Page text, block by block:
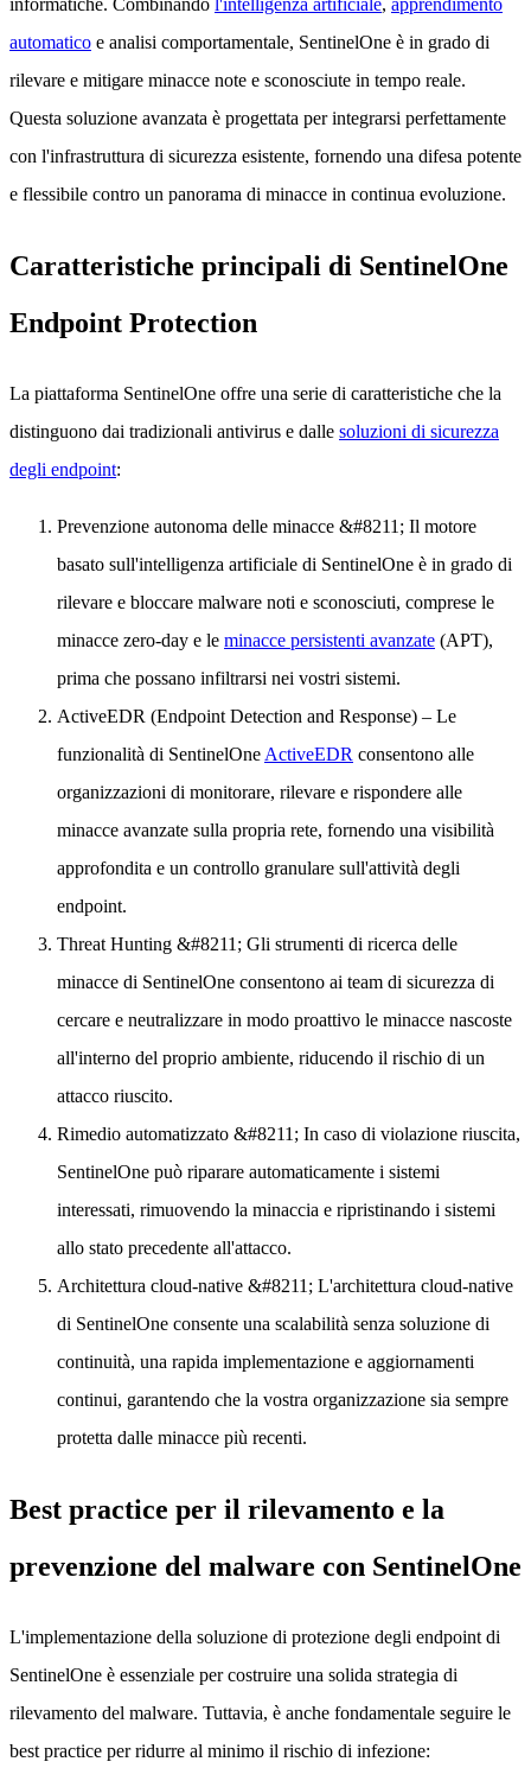
informatiche. Combinando l'intelligenza artificiale, apprendimento
automatico e analisi comportamentale, SentinelOne è in grado di
rilevare e mitigare minacce note e sconosciute in tempo reale.
Questa soluzione avanzata è progettata per integrarsi perfettamente
con l'infrastruttura di sicurezza esistente, fornendo una difesa potente
e flessibile contro un panorama di minacce in continua evoluzione.
Caratteristiche principali di SentinelOne
Endpoint Protection
La piattaforma SentinelOne offre una serie di caratteristiche che la
distinguono dai tradizionali antivirus e dalle soluzioni di sicurezza
degli endpoint:
Prevenzione autonoma delle minacce &#8211; Il motore
basato sull'intelligenza artificiale di SentinelOne è in grado di
rilevare e bloccare malware noti e sconosciuti, comprese le
minacce zero-day e le minacce persistenti avanzate (APT),
prima che possano infiltrarsi nei vostri sistemi.
ActiveEDR (Endpoint Detection and Response) – Le
funzionalità di SentinelOne ActiveEDR consentono alle
organizzazioni di monitorare, rilevare e rispondere alle
minacce avanzate sulla propria rete, fornendo una visibilità
approfondita e un controllo granulare sull'attività degli
endpoint.
Threat Hunting &#8211; Gli strumenti di ricerca delle
minacce di SentinelOne consentono ai team di sicurezza di
cercare e neutralizzare in modo proattivo le minacce nascoste
all'interno del proprio ambiente, riducendo il rischio di un
attacco riuscito.
Rimedio automatizzato &#8211; In caso di violazione riuscita,
SentinelOne può riparare automaticamente i sistemi
interessati, rimuovendo la minaccia e ripristinando i sistemi
allo stato precedente all'attacco.
Architettura cloud-native &#8211; L'architettura cloud-native
di SentinelOne consente una scalabilità senza soluzione di
continuità, una rapida implementazione e aggiornamenti
continui, garantendo che la vostra organizzazione sia sempre
protetta dalle minacce più recenti.
Best practice per il rilevamento e la
prevenzione del malware con SentinelOne
L'implementazione della soluzione di protezione degli endpoint di
SentinelOne è essenziale per costruire una solida strategia di
rilevamento del malware. Tuttavia, è anche fondamentale seguire le
best practice per ridurre al minimo il rischio di infezione: